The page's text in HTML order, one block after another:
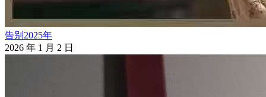
告别2025年
2026 年 1 月 2 日